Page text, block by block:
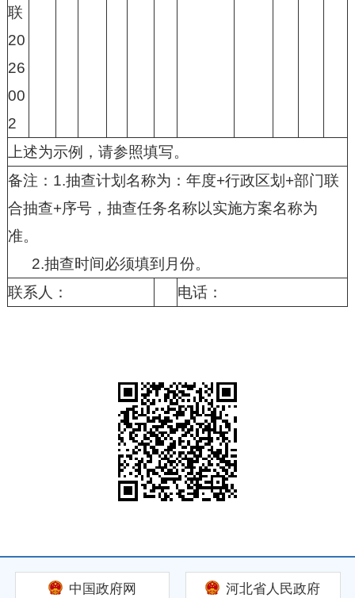
联
20
26
00
2
上述为示例，请参照填写。
备注：1.抽查计划名称为：年度+行政区划+部门联
合抽查+序号，抽查任务名称以实施方案名称为
准。
2.抽查时间必须填到月份。
联系人：
电话：
中国政府网 河北省人民政府